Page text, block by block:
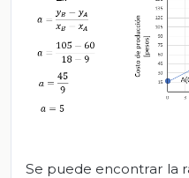
Se puede encontrar la